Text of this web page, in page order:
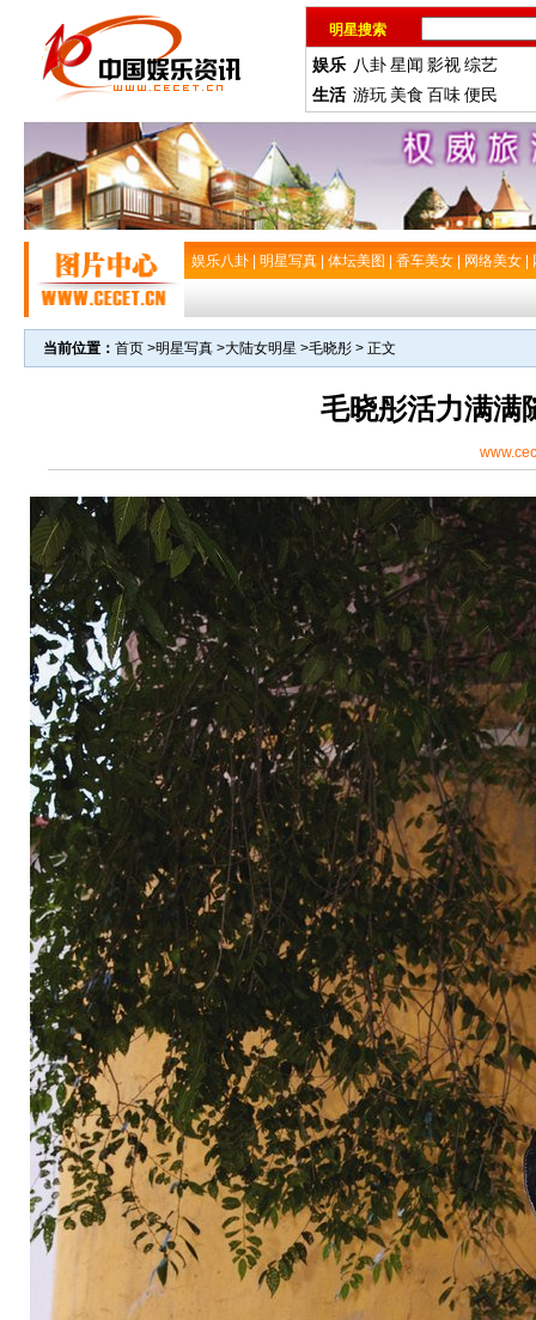
明星搜索
娱乐 八卦星闻 影视综艺
生活 游玩 美食 百味便民
娱乐八卦 明星写真 体坛美图 香车美女 网络美女
当前位置： 首页 >明星写真 >大陆女明星 >毛晓彤 > 正文
毛晓彤活力满满